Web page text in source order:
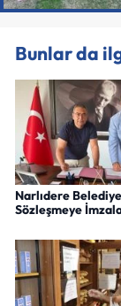
Bunlar da
Narlıdere
Sözleşmeye